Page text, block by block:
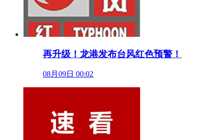
再升级！龙港发布台风红色预警！
08月09日 00:02